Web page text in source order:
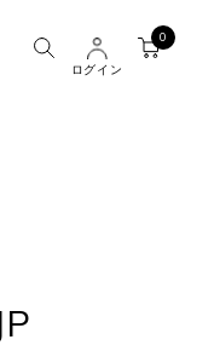
ログイン
0